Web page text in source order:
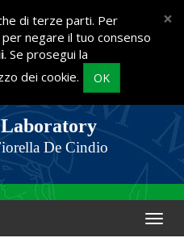
×
di terze parti. Per
negare il tuo consenso
. Se prosegui la
dei cookie.
OK
De Cindio